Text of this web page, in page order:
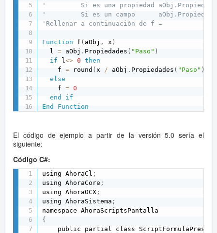
'         Si es una propiedad
'         Si es un campo
'Rellenar a continuación de f =
Function f ( aObj , x )
  l
= aObj . Propiedades ( "Paso" )
if l<> 0
then
    f
= round ( x / aObj . Propiedades ( "Paso" )
else
    f
= 0
end
if
End
Function
El código de ejemplo a partir de la versión 5.0 sería el
siguiente:
Código C#:
using AhoraCl ;
using AhoraCore ;
using AhoraOCX ;
using AhoraSistema ;
{
public partial class